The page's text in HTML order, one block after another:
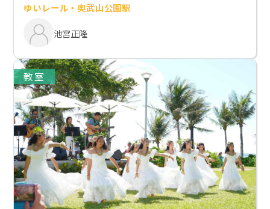
ゆいレール・奥武山公園駅
池宮正隆
教室